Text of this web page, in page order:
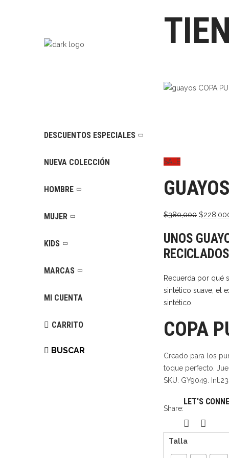
DESCUENTOS ESPECIALES
NUEVA COLECCIÓN
HOMBRE
MUJER
KIDS
MARCAS
MI CUENTA
CARRITO
BUSCAR
SALE
$380,000 El
original
era:
$
UNOS
Recuerda por qué
sintético suave, el
sintético.
COPA
Creado para los
toque perfecto.
SKU: GY9049.
Share:
LET'S
Talla